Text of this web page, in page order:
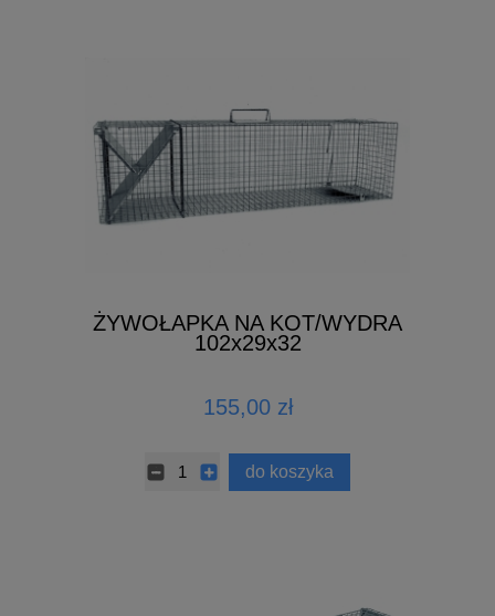
ŻYWOŁAPKA NA KOT/WYDRA
102x29x32
155,00 zł
do koszyka